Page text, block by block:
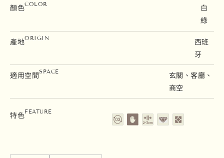
顏色COLOR
白
綠
產地ORIGIN
西班
牙
適用空間SPACE
玄關、客廳、
商空
特色FEATURE